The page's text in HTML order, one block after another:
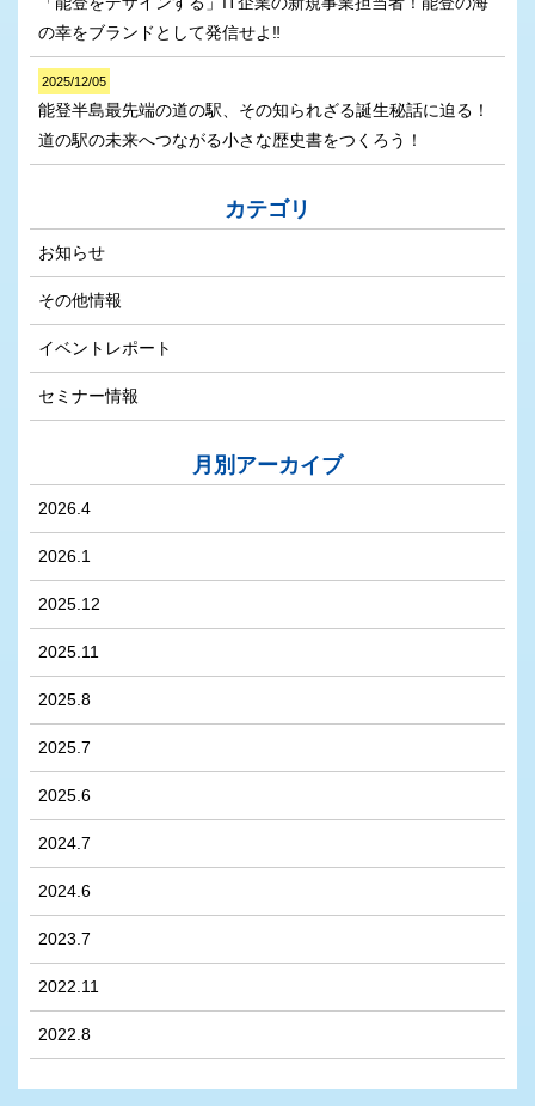
の幸をブランドとして発信せよ‼
2025/12/05
能登半島最先端の道の駅、その知られざる誕生秘話に迫る！
道の駅の未来へつながる小さな歴史書をつくろう！
カテゴリ
お知らせ
その他情報
イベントレポート
セミナー情報
月別アーカイブ
2026.4
2026.1
2025.12
2025.11
2025.8
2025.7
2025.6
2024.7
2024.6
2023.7
2022.11
2022.8